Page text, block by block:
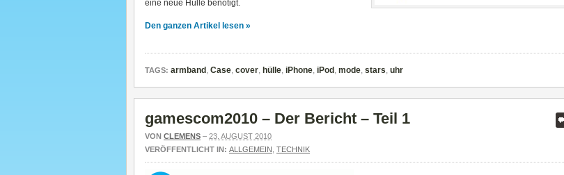
eine neue Hülle benötigt.
Den ganzen Artikel lesen »
TAGS: armband , Case, cover, hülle, iPhone, iPod , mode, stars, uhr
gamescom2010 – Der Bericht – Teil 1
VON CLEMENS – 23. AUGUST 2010
VERÖFFENTLICHT IN: ALLGEMEIN TECHNIK